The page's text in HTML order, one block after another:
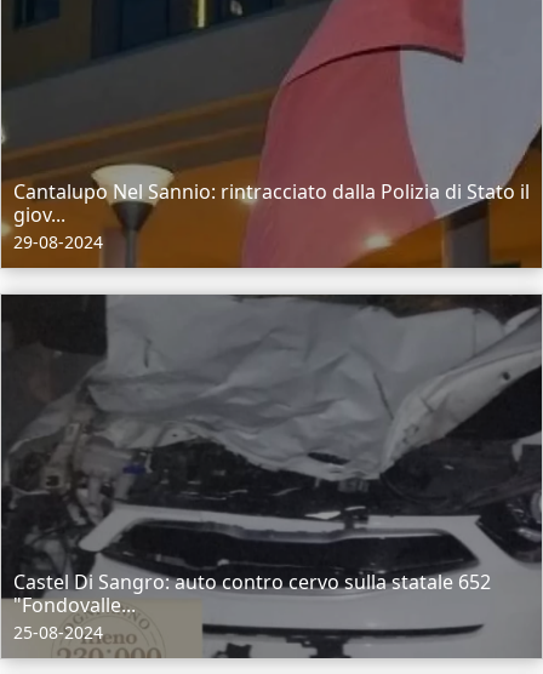
Cantalupo Nel Sannio: rintracciato dalla Polizia di Stato il
giov...
29-08-2024
Castel Di Sangro: auto contro cervo sulla statale 652
"Fondovalle...
25-08-2024